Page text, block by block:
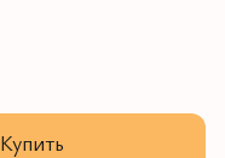
Купить